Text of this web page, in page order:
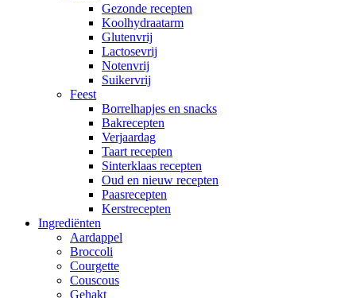
Gezonde recepten
Koolhydraatarm
Glutenvrij
Lactosevrij
Notenvrij
Suikervrij
Feest
Borrelhapjes en snacks
Bakrecepten
Verjaardag
Taart recepten
Sinterklaas recepten
Oud en nieuw recepten
Paasrecepten
Kerstrecepten
Ingrediënten
Aardappel
Broccoli
Courgette
Couscous
Gehakt